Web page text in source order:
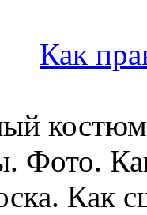
Как
Фото.
Как